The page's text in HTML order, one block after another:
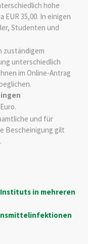
hohe
EUR 35,00. In einigen
Studenten und
zuständigem
unterschiedlich
im Online-Antrag
und für
Bescheinigung gilt
in mehreren